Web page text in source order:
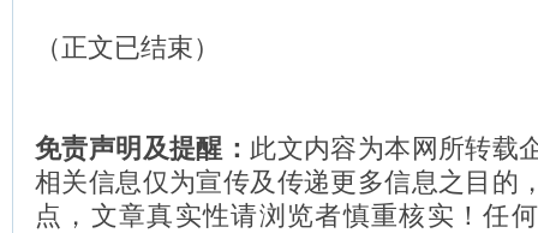
（正文已结束）
免责声明及提醒： 此文内容为本网所转载
相关信息仅为宣传及传递更多信息之目的
点，文章真实性请浏览者慎重核实！任